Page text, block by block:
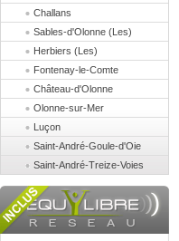
Challans
Sables-d'Olonne (Les)
Herbiers (Les)
Fontenay-le-Comte
Château-d'Olonne
Olonne-sur-Mer
Luçon
Saint-André-Goule-d'Oie
Saint-André-Treize-Voies